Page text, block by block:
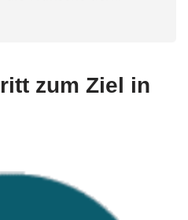
zum Ziel in